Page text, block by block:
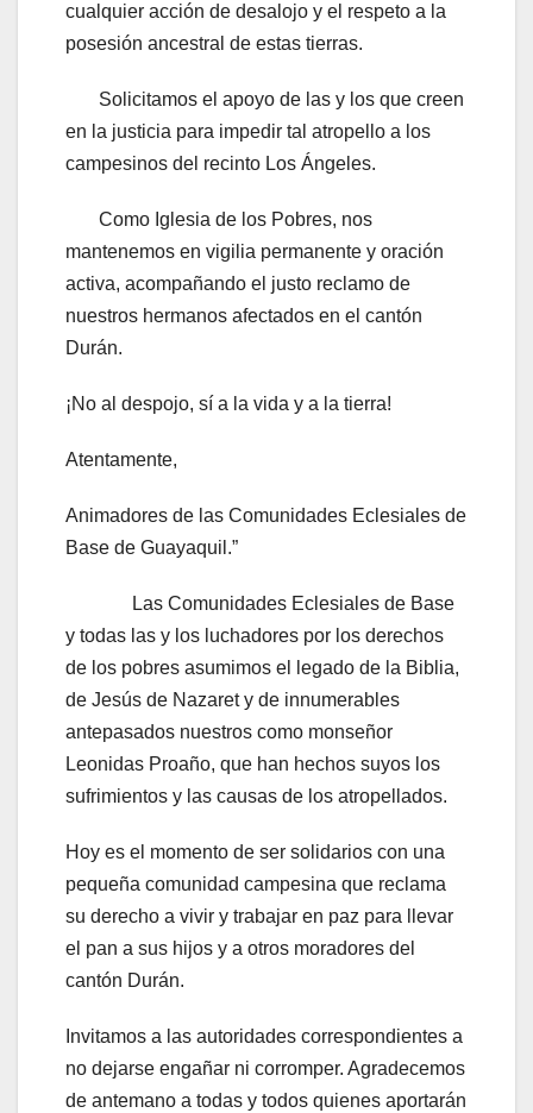
cualquier acción de desalojo y el respeto a la
posesión ancestral de estas tierras.
Solicitamos el apoyo de las y los que creen
en la justicia para impedir tal atropello a los
campesinos del recinto Los Ángeles.
Como Iglesia de los Pobres, nos
mantenemos en vigilia permanente y oración
activa, acompañando el justo reclamo de
nuestros hermanos afectados en el cantón
Durán.
¡No al despojo, sí a la vida y a la tierra!
Atentamente,
Animadores de las Comunidades Eclesiales de
Base de Guayaquil.”
Las Comunidades Eclesiales de Base
y todas las y los luchadores por los derechos
de los pobres asumimos el legado de la Biblia,
de Jesús de Nazaret y de innumerables
antepasados nuestros como monseñor
Leonidas Proaño, que han hechos suyos los
sufrimientos y las causas de los atropellados.
Hoy es el momento de ser solidarios con una
pequeña comunidad campesina que reclama
su derecho a vivir y trabajar en paz para llevar
el pan a sus hijos y a otros moradores del
cantón Durán.
Invitamos a las autoridades correspondientes a
no dejarse engañar ni corromper. Agradecemos
de antemano a todas y todos quienes aportarán